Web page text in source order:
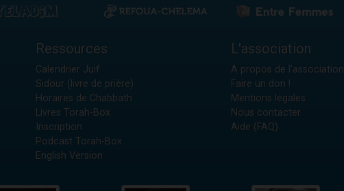
Ressources
Calendrier Juif
Sidour (livre de prière)
Horaires de Chabbath
Livres Torah-Box
Inscription
Podcast Torah-Box
English Version
L'association
A propos de l'association
Faire un don !
Mentions légales
Nous contacter
Aide (FAQ)